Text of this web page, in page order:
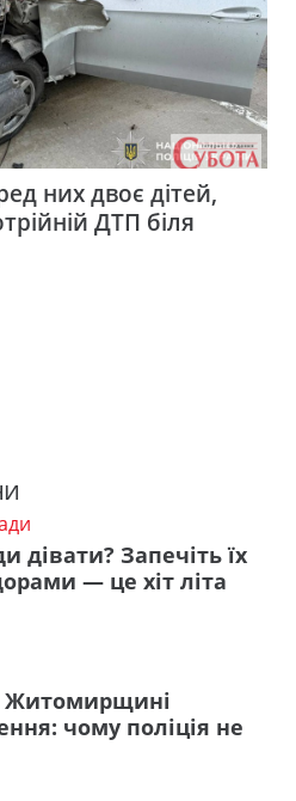
них двоє дітей,
ДТП біля
дівати? Запечіть їх
— це хіт літа
Житомирщині
чому поліція не